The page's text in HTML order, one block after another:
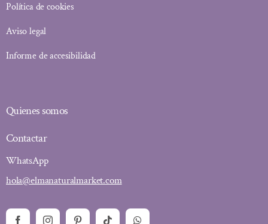
Política de cookies
Aviso legal
Informe de accesibilidad
Quienes somos
Contactar
WhatsApp
hola@elmanaturalmarket.com